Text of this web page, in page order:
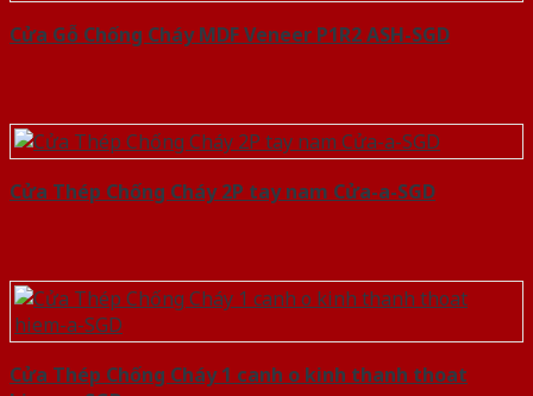
Cửa Gỗ Chống Cháy MDF Veneer P1R2 ASH-SGD
Cửa Thép Chống Cháy 2P tay nam Cửa-a-SGD
Cửa Thép Chống Cháy 1 canh o kinh thanh thoat